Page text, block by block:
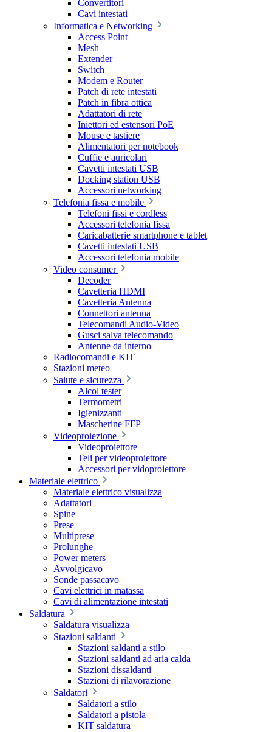
Convertitori
Cavi intestati
Informatica e Networking
Access Point
Mesh
Extender
Switch
Modem e Router
Patch di rete intestati
Patch in fibra ottica
Adattatori di rete
Iniettori ed estensori PoE
Mouse e tastiere
Alimentatori per notebook
Cuffie e auricolari
Cavetti intestati USB
Docking station USB
Accessori networking
Telefonia fissa e mobile
Telefoni fissi e cordless
Accessori telefonia fissa
Caricabatterie smartphone e tablet
Cavetti intestati USB
Accessori telefonia mobile
Video consumer
Decoder
Cavetteria HDMI
Cavetteria Antenna
Connettori antenna
Telecomandi Audio-Video
Gusci salva telecomando
Antenne da interno
Radiocomandi e KIT
Stazioni meteo
Salute e sicurezza
Alcol tester
Termometri
Igienizzanti
Mascherine FFP
Videoproiezione
Videoproiettore
Teli per videoproiettore
Accessori per vidoproiettore
Materiale elettrico
Materiale elettrico visualizza
Adattatori
Spine
Prese
Multiprese
Prolunghe
Power meters
Avvolgicavo
Sonde passacavo
Cavi elettrici in matassa
Cavi di alimentazione intestati
Saldatura
Saldatura visualizza
Stazioni saldanti
Stazioni saldanti a stilo
Stazioni saldanti ad aria calda
Stazioni dissaldanti
Stazioni di rilavorazione
Saldatori
Saldatori a stilo
Saldatori a pistola
KIT saldatura